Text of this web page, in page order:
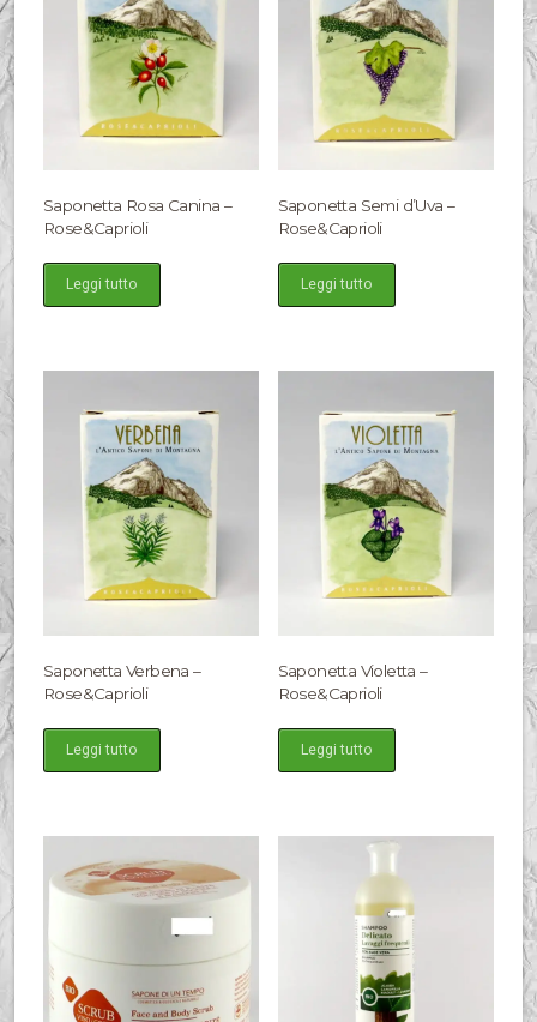
Saponetta Rosa Canina –
Rose&Caprioli
Leggi tutto
Saponetta Semi d’Uva –
Rose&Caprioli
Leggi tutto
Saponetta Verbena –
Rose&Caprioli
Leggi tutto
Saponetta Violetta –
Rose&Caprioli
Leggi tutto